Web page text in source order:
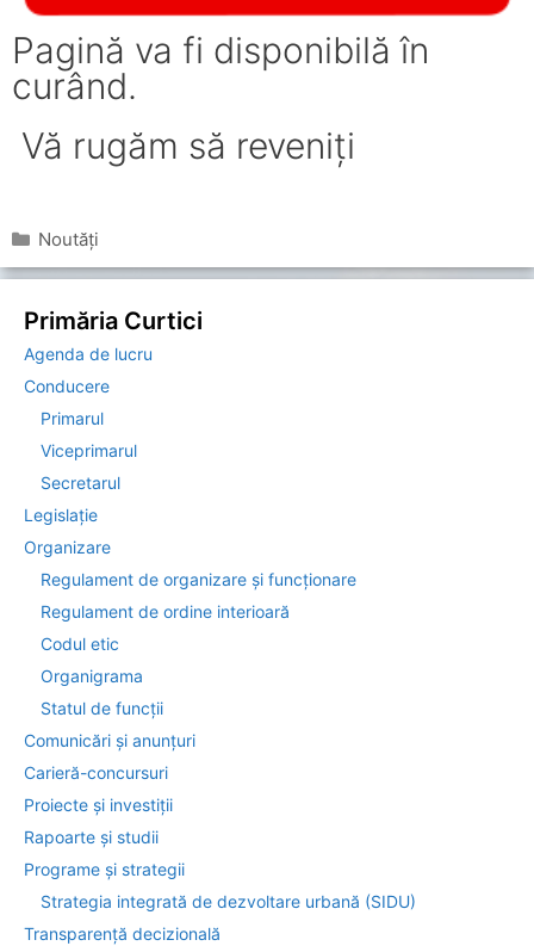
Pagină va fi disponibilă în
curând.
Vă rugăm să reveniți
Categorii
Noutăți
Primăria Curtici
Agenda de lucru
Conducere
Primarul
Viceprimarul
Secretarul
Legislație
Organizare
Regulament de organizare și funcționare
Regulament de ordine interioară
Codul etic
Organigrama
Statul de funcții
Comunicări și anunțuri
Carieră-concursuri
Proiecte și investiții
Rapoarte și studii
Programe și strategii
Strategia integrată de dezvoltare urbană (SIDU)
Transparență decizională